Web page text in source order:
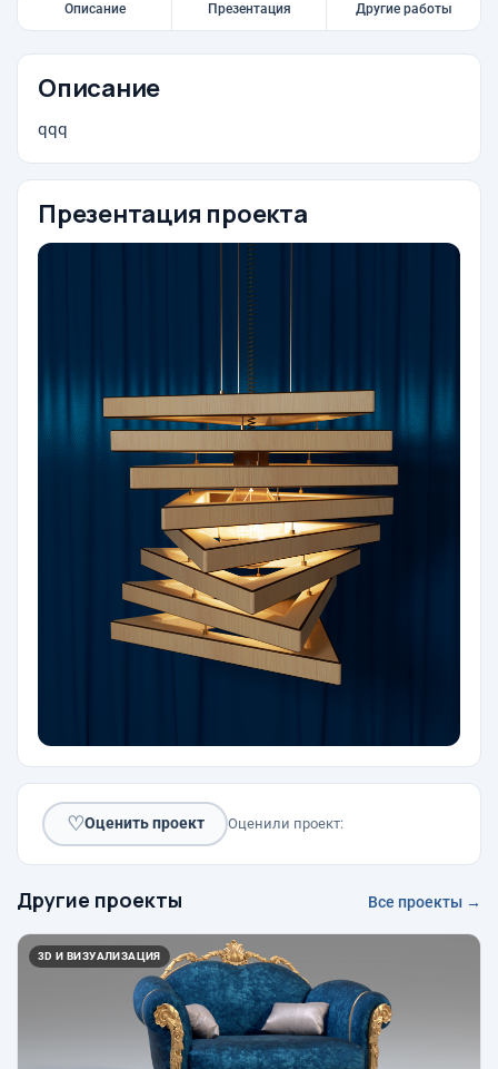
Описание Презентация Другие работы
Описание
qqq
Презентация проекта
♡Оценить проект Оценили проект:
Другие проекты Все проекты →
3D И ВИЗУАЛИЗАЦИЯ